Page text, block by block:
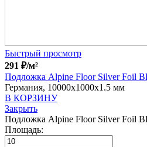
Быстрый просмотр
291 ₽/м²
Подложка Alpine Floor Silver Foil
Германия, 10000x1000x1.5 мм
В КОРЗИНУ
Закрыть
Подложка Alpine Floor Silver Foil
Площадь: